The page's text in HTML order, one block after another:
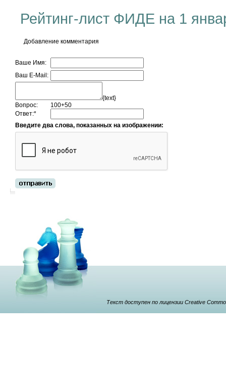
Рейтинг-лист ФИДЕ на 1
Добавление комментария
Ваше Имя:
Ваш E-Mail:
{text}
Вопрос:
100+50
Ответ:*
Введите два слова, показанных на изображении:
Текст доступен по лицензии Creative